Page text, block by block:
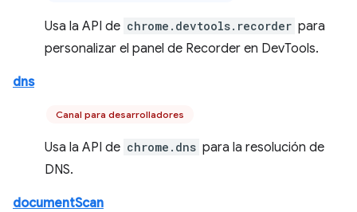
Usa la API de chrome.devtools.recorder para
personalizar el panel de Recorder en DevTools.
dns
Canal para desarrolladores
Usa la API de chrome.dns para la resolución de
DNS.
documentScan